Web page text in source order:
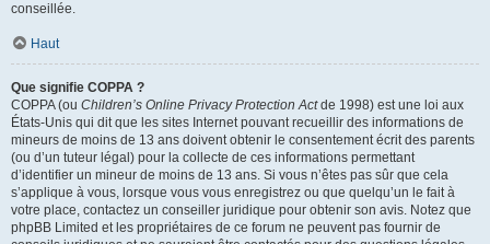
conseillée.
Haut
Que signifie COPPA ?
COPPA (ou Children’s Online Privacy Protection Actde 1998) est une loi aux
États-Unis qui dit que les sites Internet pouvant recueillir des informations de
mineurs de moins de 13 ans doivent obtenir le consentement écrit des parents
(ou d’un tuteur légal) pour la collecte de ces informations permettant
d’identifier un mineur de moins de 13 ans. Si vous n’êtes pas sûr que cela
s’applique à vous, lorsque vous vous enregistrez ou que quelqu’un le fait à
votre place, contactez un conseiller juridique pour obtenir son avis. Notez que
phpBB Limited et les propriétaires de ce forum ne peuvent pas fournir de